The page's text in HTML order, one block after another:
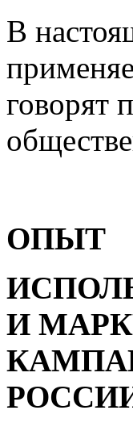
В
говорят
ОПЫТ
И